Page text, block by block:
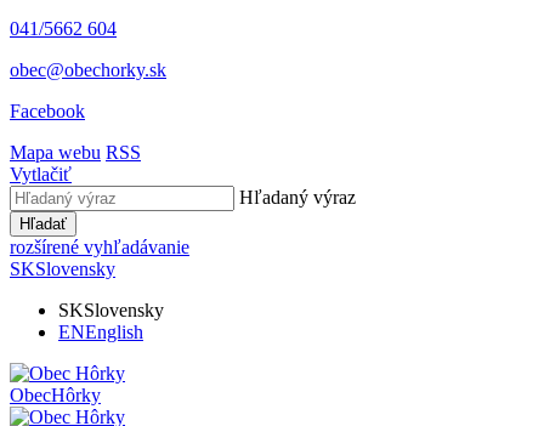
041/5662 604
obec@obechorky.sk
Facebook
Mapa webu RSS
Vytlačiť
Hľadaný výraz
Hľadať
rozšírené vyhľadávanie
SKSlovensky
SKSlovensky
ENEnglish
ObecHôrky